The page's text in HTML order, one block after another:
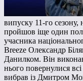
випуску 11-го сезону,
пройшов іще один
учасника
Breeze Олександр
Данилком. Він
нього повернулися
вибрав із Дмитром